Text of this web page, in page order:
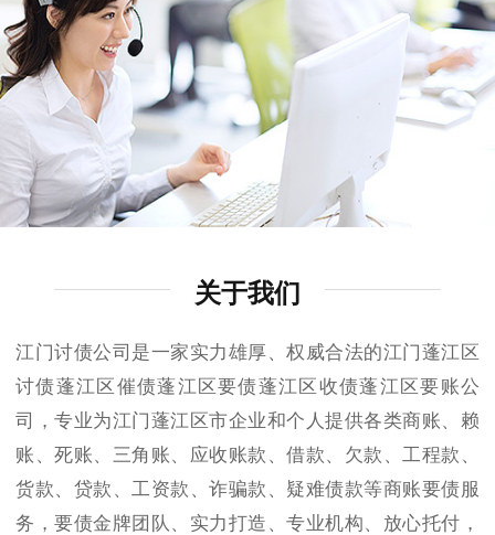
关于我们
江门讨债公司是一家实力雄厚、权威合法的江门蓬江区
讨债蓬江区催债蓬江区要债蓬江区收债蓬江区要账公
司，专业为江门蓬江区市企业和个人提供各类商账、赖
账、死账、三角账、应收账款、借款、欠款、工程款、
货款、贷款、工资款、诈骗款、疑难债款等商账要债服
务，要债金牌团队、实力打造、专业机构、放心托付，